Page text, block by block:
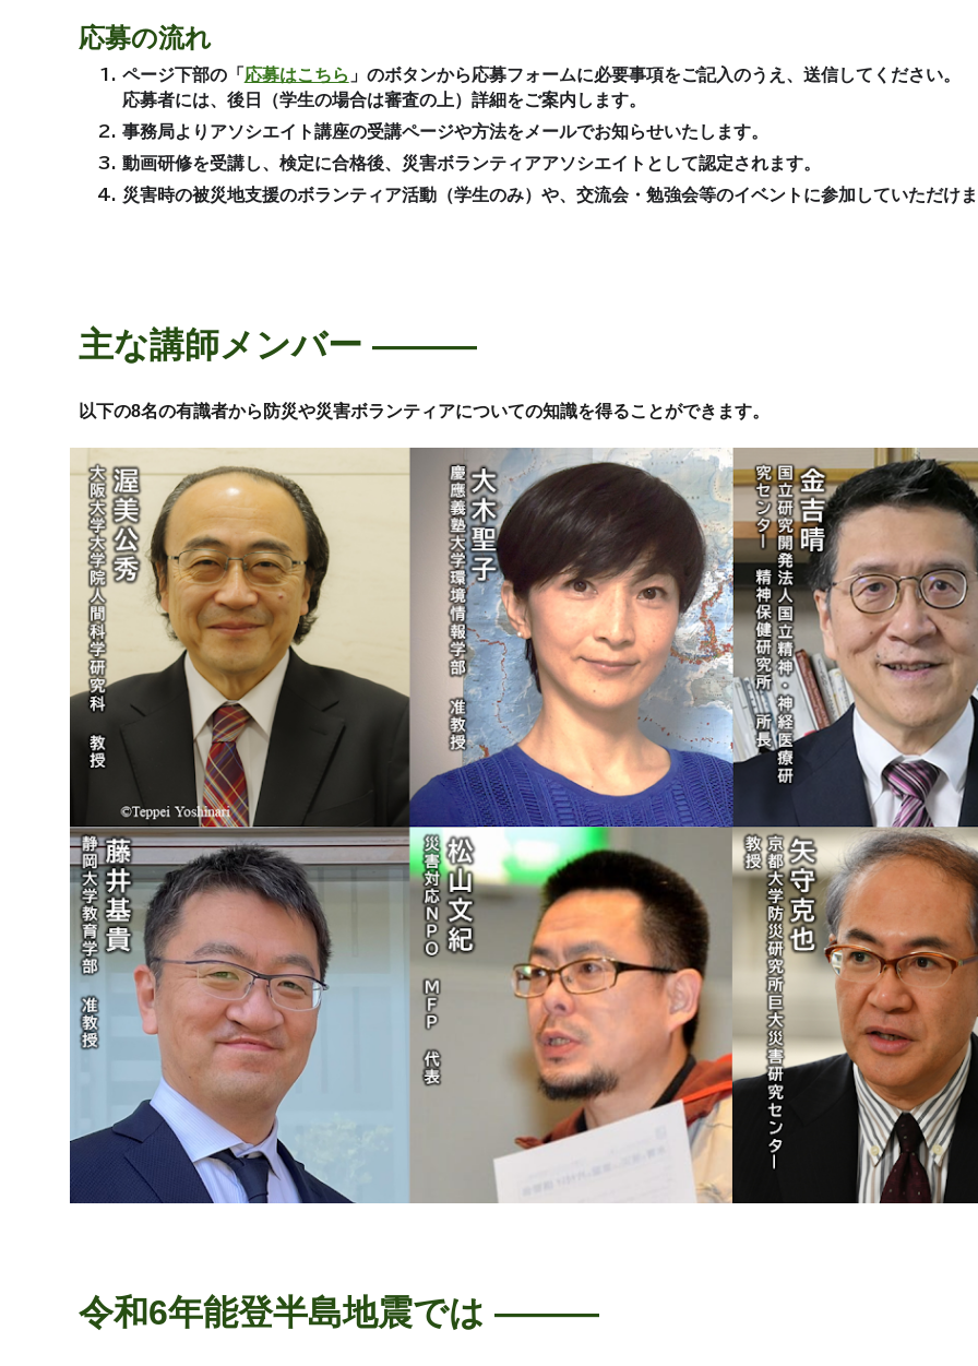
応募の流れ
ページ下部の「 応募はこちら 」のボタンから応募フォームに必要事項をご記入のうえ、送信してください。
応募者には、後日（学生の場合は審査の上）詳細をご案内します。
事務局よりアソシエイト講座の受講ページや方法をメールでお知らせいたします。
動画研修を受講し、検定に合格後、災害ボランティアアソシエイトとして認定されます。
災害時の被災地支援のボランティア活動（学生のみ）や、交流会・勉強会等のイベントに参加していただけ
主な講師メンバー ―――
以下の8名の有識者から防災や災害ボランティアについての知識を得ることができます。
令和6年能登半島地震では ―――